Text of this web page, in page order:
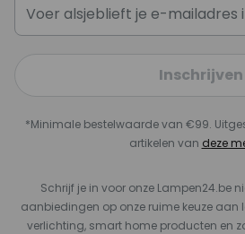
Inschrijven
*Minimale bestelwaarde van €99.
artikelen van deze
Schrijf je in voor onze Lampen24.be
aanbiedingen op onze ruime keuze aan
verlichting, smart home producten en